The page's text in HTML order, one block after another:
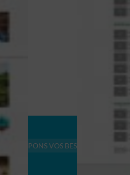
DÉVELOPPONS VOS BESOINS